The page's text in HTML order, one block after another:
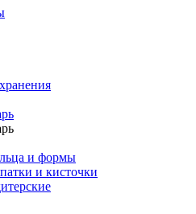
и формы
и кисточки